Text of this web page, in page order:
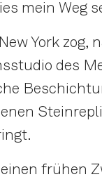
mein Weg
York zog,
des
frühen